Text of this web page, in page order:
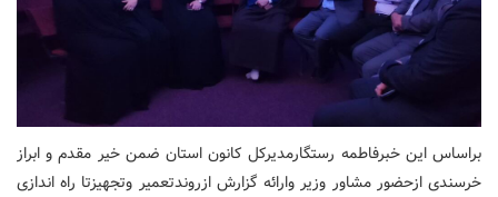
براساس این خبرفاطمه رستگارمدیرکل کانون استان ضمن خیر مقدم و ابراز
خرسندی ازحضور مشاور وزیر وارائه گزارش ازروندتعمیر وتجهیزتا راه اندازی